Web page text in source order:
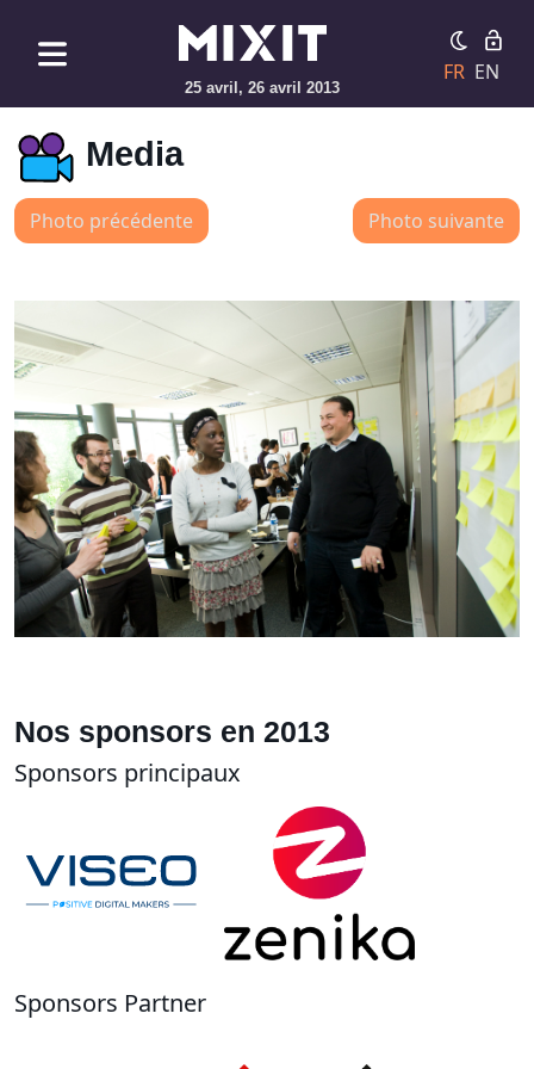
25 avril, 26 avril 2013
FR EN
Media
Photo précédente Photo suivante
Nos sponsors en 2013
Sponsors principaux
Sponsors Partner